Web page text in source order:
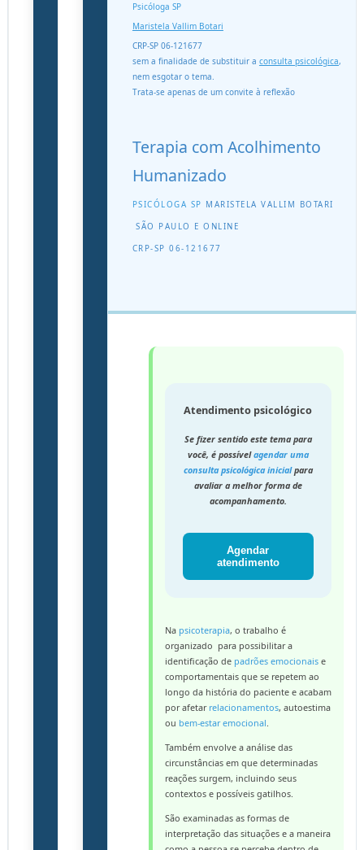
Psicóloga SP
Maristela Vallim Botari
CRP-SP 06-121677
sem a finalidade de substituir a consulta psicológica,
nem esgotar o tema.
Trata-se apenas de um convite à reflexão
Terapia com Acolhimento
Humanizado
PSICÓLOGA SP MARISTELA VALLIM BOTARI
SÃO PAULO E ONLINE
CRP-SP 06-121677
Atendimento psicológico
Se fizer sentido este tema para
você, é possívelagendar uma
consulta psicológica inicialpara
avaliar a melhor forma de
acompanhamento.
Agendar
atendimento
Na psicoterapia, o trabalho é
organizado para possibilitar a
identificação de padrões emocionaise
comportamentais que se repetem ao
longo da história do paciente e acabam
por afetar relacionamentos, autoestima
ou bem-estar emocional.
Também envolve a análise das
circunstâncias em que determinadas
reações surgem, incluindo seus
contextos e possíveis gatilhos.
São examinadas as formas de
interpretação das situações e a maneira